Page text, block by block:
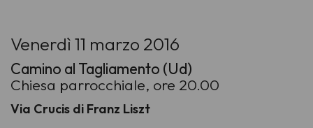
Venerdì 11 marzo 2016
Camino al Tagliamento (Ud)
Chiesa parrocchiale, ore 20.00
Via Crucis di Franz Liszt